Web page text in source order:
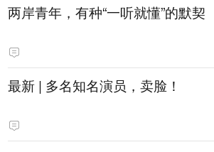
两岸青年，有种“一听就懂”的默契
最新 | 多名知名演员，卖脸！